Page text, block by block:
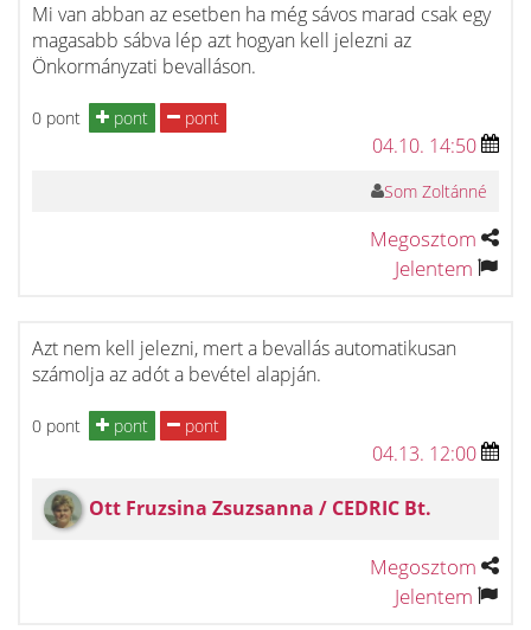
Mi van abban az esetben ha még sávos marad csak egy
magasabb sábva lép azt hogyan kell jelezni az
Önkormányzati bevalláson.
0 pont pont pont
04.10. 14:50
Som Zoltánné
Megosztom
Jelentem
Azt nem kell jelezni, mert a bevallás automatikusan
számolja az adót a bevétel alapján.
0 pont pont pont
04.13. 12:00
Ott Fruzsina Zsuzsanna / CEDRIC Bt.
Megosztom
Jelentem